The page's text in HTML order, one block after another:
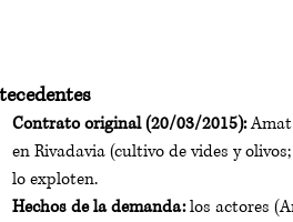
Contrato original (20/03/2015): Amat
en Rivadavia (cultivo de vides y
lo exploten.
Hechos de la demanda: los actores